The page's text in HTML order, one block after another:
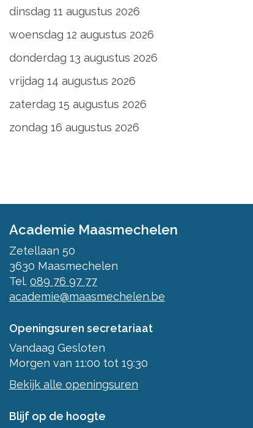
dinsdag 11 augustus 2026
woensdag 12 augustus 2026
donderdag 13 augustus 2026
vrijdag 14 augustus 2026
zaterdag 15 augustus 2026
zondag 16 augustus 2026
Academie Maasmechelen
Zetellaan 50
3630 Maasmechelen
Tel. 089 76 97 77
academie@maasmechelen.be
Openingsuren secretariaat
Vandaag Gesloten
Morgen van 11:00 tot 19:30
Bekijk alle openingsuren
Blijf op de hoogte